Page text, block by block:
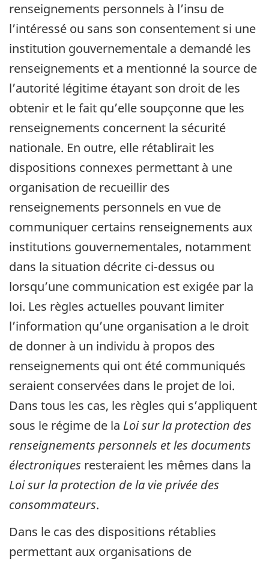
renseignements personnels à l’insu de
l’intéressé ou sans son consentement si une
institution gouvernementale a demandé les
renseignements et a mentionné la source de
l’autorité légitime étayant son droit de les
obtenir et le fait qu’elle soupçonne que les
renseignements concernent la sécurité
nationale. En outre, elle rétablirait les
dispositions connexes permettant à une
organisation de recueillir des
renseignements personnels en vue de
communiquer certains renseignements aux
institutions gouvernementales, notamment
dans la situation décrite ci-dessus ou
lorsqu’une communication est exigée par la
loi. Les règles actuelles pouvant limiter
l’information qu’une organisation a le droit
de donner à un individu à propos des
renseignements qui ont été communiqués
seraient conservées dans le projet de loi.
Dans tous les cas, les règles qui s’appliquent
sous le régime de la Loi sur la protection des
renseignements personnels et les documents
électroniques resteraient les mêmes dans la
Loi sur la protection de la vie privée des
consommateurs.
Dans le cas des dispositions rétablies
permettant aux organisations de